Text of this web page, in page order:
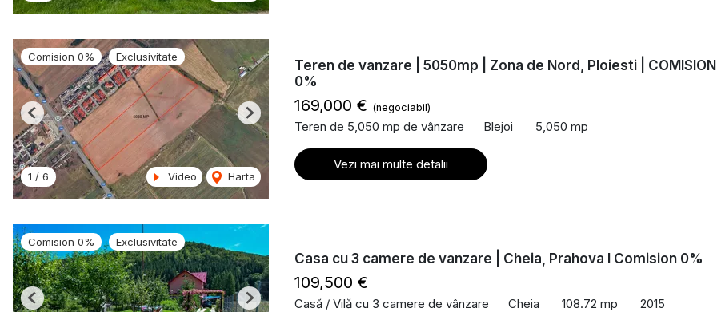
Comision 0% Exclusivitate
1 / 6 Video Harta
Previous Next
Teren de vanzare | 5050mp | Zona de Nord, Ploiesti | COMISION
0%
169,000 € (negociabil)
Teren de 5,050 mp de vânzare Blejoi 5,050 mp
Vezi mai multe detalii
Comision 0% Exclusivitate
Previous Next
Casa cu 3 camere de vanzare | Cheia, Prahova I Comision 0%
109,500 €
Casă / Vilă cu 3 camere de vânzare Cheia 108.72 mp 2015